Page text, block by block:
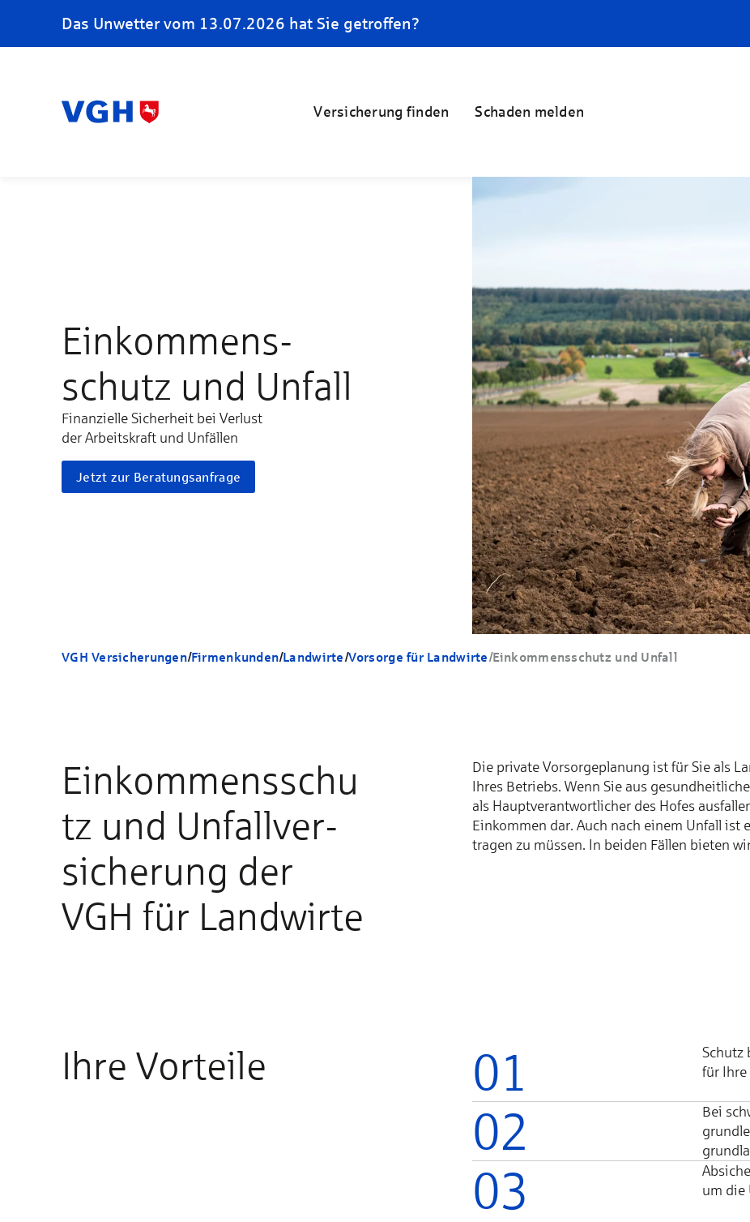
Das Unwetter vom 13.07.2026 hat Sie getroffen?
Versicherung finden Schaden melden
Einkommens-
schutz und Unfall
Finanzielle Sicherheit bei Verlust
der Ar­beits­kraft und Unfällen
Jetzt zur Beratungsanfrage
VGH Versicherungen/Firmenkunden/Landwirte/Vorsorge für Landwirte/Einkommensschutz und Unfall
Einkommensschu
tz und Un­fall­ver­
sicherung der
VGH für Land­wirte
Die private Vor­sor­ge­pla­nung ist für Sie als
Ih­res Be­triebs. Wenn Sie aus
als Haupt­­ver­ant­wort­li­cher des Ho­fes
Ein­kom­men dar. Auch nach ei­nem Un­fall
tra­gen zu müs­sen. In bei­den Fäl­len bie­ten
Ihre Vorteile 01
Schutz
für Ih­re
02
Bei
03
um die